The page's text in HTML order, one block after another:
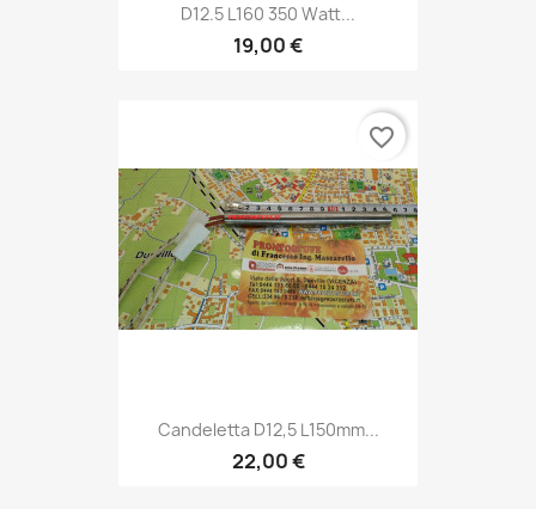
D12.5 L160 350 Watt...
19,00 €
Candeletta D12,5 L150mm...
22,00 €
favorite_border